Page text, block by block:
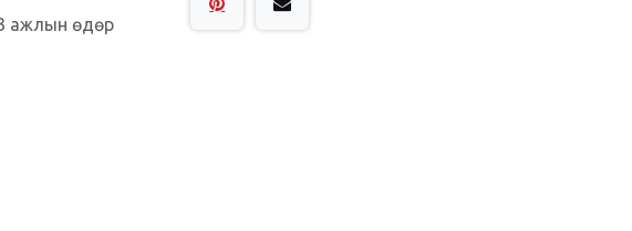
ажлын өдөр